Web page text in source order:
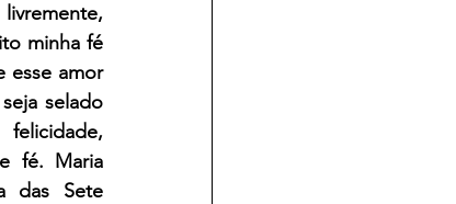
minha fé
esse amor
selado
fé. Maria
das Sete